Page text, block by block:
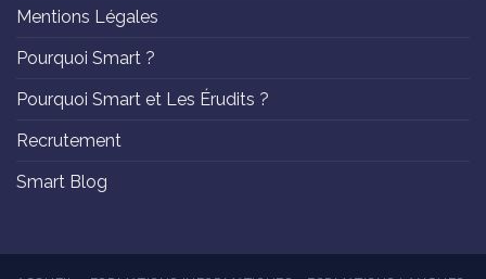
Mentions Légales
Pourquoi Smart ?
Pourquoi Smart et Les Érudits ?
Recrutement
Smart Blog